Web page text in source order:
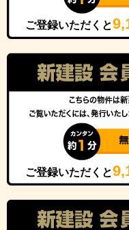
ご登録いただくと
ご登録いただくと